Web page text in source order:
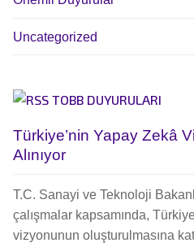
Uncategorized
TOBB DUYURULARI
Türkiye’nin Yapay Zekâ
Alınıyor
T.C. Sanayi ve Teknoloji
çalışmalar kapsamında,
vizyonunun oluşturulmasına